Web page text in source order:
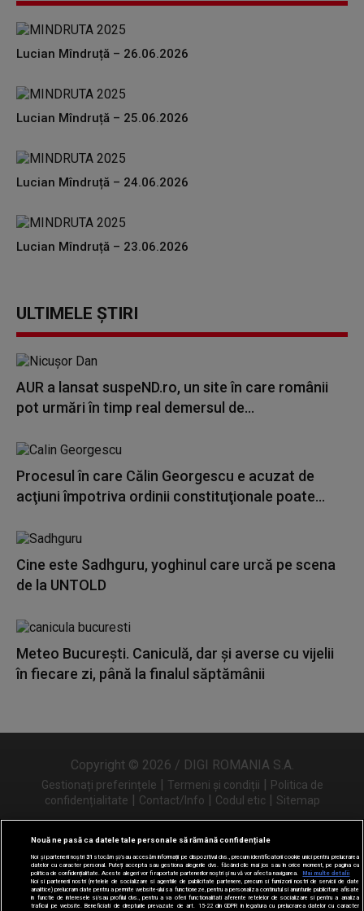
Lucian Mîndruță – 26.06.2026
Lucian Mîndruță – 25.06.2026
Lucian Mîndruță – 24.06.2026
Lucian Mîndruță – 23.06.2026
ULTIMELE ȘTIRI
AUR a lansat suspeND.ro, un site în care românii
pot urmări în timp real demersul de...
Procesul în care Călin Georgescu e acuzat de
acţiuni împotriva ordinii constituţionale poate...
Cine este Sadhguru, yoghinul care urcă pe scena
de la UNTOLD
Meteo București. Caniculă, dar şi averse cu vijelii
în fiecare zi, până la finalul săptămânii
Copyright © 2026 / DIGI ROMANIA S.A.
Gestionați preferințele | Termeni și condiții | Politica de
confidențialitate | Contact/Info | Codul etic | Sitemap
Urmărește-ne și pe
Nouă ne pasă ca datele tale personale să rămână confidențiale
Noi și partenerii noștri31 stocăm și/sau accesăm informații pe dispozitivul dvs., precum identificatorii cookie unici pentru prelucrarea
datelor cu caracter personal. Puteți accepta sau gestiona alegerile dvs. făcând clic mai jos sau în orice moment, pe pagina cu
politica de confidențialitate. Aceste alegeri vor fi raportate partenerilor noștri și nu vă vor afecta navigarea.
Mai multe detalii
Noi si partenerii nostri (retelele de socializare si agentiile de publicitate partenere, precum si furnizorii nostri de servicii de date
analitice) prelucram date pentru a permite website-ului sa functioneze, pentru a personaliza continutul si anunturile publicitare afisate
in functie de interesele si/sau profilul dvs., pentru a va oferi functionalitati aferente retelelor de socializare si pentru a analiza
traficul pe website. Beneficiati de drepturile prevazute de art. 15-22 din GDPR in legatura cu prelucrarea datelor cu caracter